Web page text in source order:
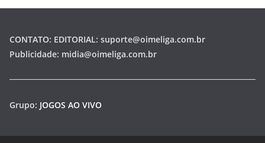
CONTATO: EDITORIAL: suporte@oimeliga.com.br
Publicidade: midia@oimeliga.com.br
Grupo: JOGOS AO VIVO